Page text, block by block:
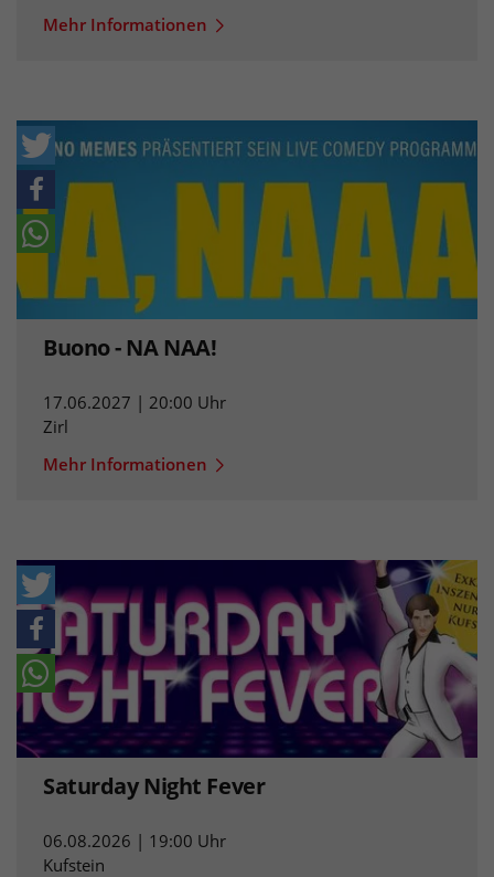
Mehr Informationen
Buono - NA NAA!
17.06.2027 | 20:00 Uhr
Zirl
Mehr Informationen
Saturday Night Fever
06.08.2026 | 19:00 Uhr
Kufstein